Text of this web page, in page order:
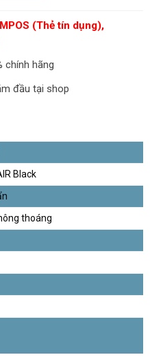
(Thẻ tín dụng),
chính hãng
đầu tại shop
Black
thoáng